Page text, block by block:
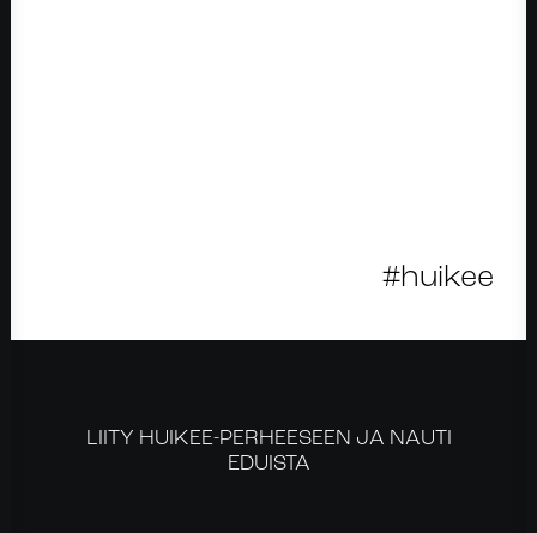
#huikee
LIITY HUIKEE-PERHEESEEN JA NAUTI
EDUISTA